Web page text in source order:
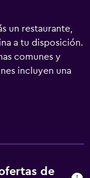
un restaurante,
a tu disposición.
comunes y
incluyen una
de
25
gracias a
de